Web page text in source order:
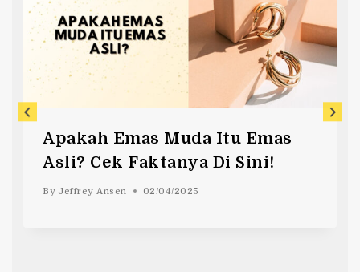
Apakah Emas Muda Itu Emas
Asli? Cek Faktanya Di Sini!
By Jeffrey Ansen 02/04/2025